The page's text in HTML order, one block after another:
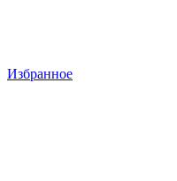
Избранное